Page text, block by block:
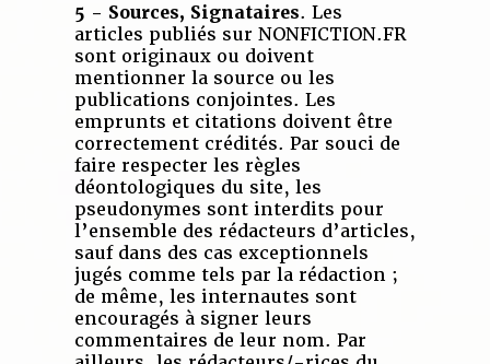
5 - Sources, Signataires. Les
articles publiés sur NONFICTION.FR
sont originaux ou doivent
mentionner la source ou les
publications conjointes. Les
emprunts et citations doivent être
correctement crédités. Par souci de
faire respecter les règles
déontologiques du site, les
pseudonymes sont interdits pour
l’ensemble des rédacteurs d’articles,
sauf dans des cas exceptionnels
jugés comme tels par la rédaction ;
de même, les internautes sont
encouragés à signer leurs
commentaires de leur nom. Par